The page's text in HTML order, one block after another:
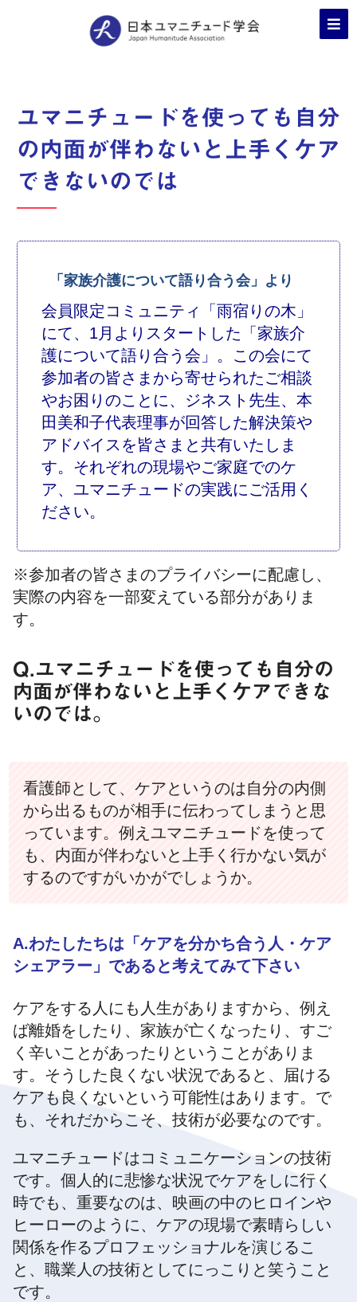
ユマニチュードを使っても自分
の内面が伴わないと上手くケア
できないのでは
「家族介護について語り合う会」より
会員限定コミュニティ「雨宿りの木」
にて、1月よりスタートした「家族介
護について語り合う会」。この会にて
参加者の皆さまから寄せられたご相談
やお困りのことに、ジネスト先生、本
田美和子代表理事が回答した解決策や
アドバイスを皆さまと共有いたしま
す。それぞれの現場やご家庭でのケ
ア、ユマニチュードの実践にご活用く
ださい。
※参加者の皆さまのプライバシーに配慮し、
実際の内容を一部変えている部分がありま
す。
Q.ユマニチュードを使っても自分の
内面が伴わないと上手くケアできな
いのでは。
看護師として、ケアというのは自分の内側
から出るものが相手に伝わってしまうと思
っています。例えユマニチュードを使って
も、内面が伴わないと上手く行かない気が
するのですがいかがでしょうか。
A.わたしたちは「ケアを分かち合う人・ケア
シェアラー」であると考えてみて下さい
ケアをする人にも人生がありますから、例え
ば離婚をしたり、家族が亡くなったり、すご
く辛いことがあったりということがありま
す。そうした良くない状況であると、届ける
ケアも良くないという可能性はあります。で
も、それだからこそ、技術が必要なのです。
ユマニチュードはコミュニケーションの技術
です。個人的に悲惨な状況でケアをしに行く
時でも、重要なのは、映画の中のヒロインや
ヒーローのように、ケアの現場で素晴らしい
関係を作るプロフェッショナルを演じるこ
と、職業人の技術としてにっこりと笑うこと
です。